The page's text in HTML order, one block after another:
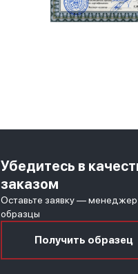
Убедитесь в
заказом
Оставьте заявку —
образцы
Получить образец